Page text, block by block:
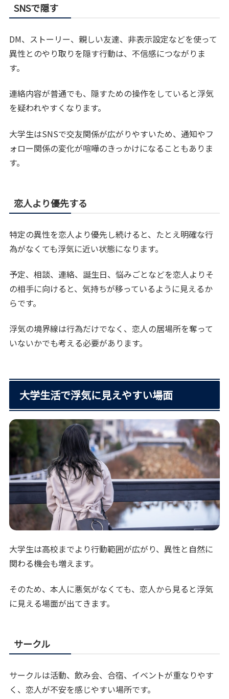
SNSで隠す
DM、ストーリー、親しい友達、非表示設定などを使って
異性とのやり取りを隠す行動は、不信感につながりま
す。
連絡内容が普通でも、隠すための操作をしていると浮気
を疑われやすくなります。
大学生はSNSで交友関係が広がりやすいため、通知やフ
ォロー関係の変化が喧嘩のきっかけになることもありま
す。
恋人より優先する
特定の異性を恋人より優先し続けると、たとえ明確な行
為がなくても浮気に近い状態になります。
予定、相談、連絡、誕生日、悩みごとなどを恋人よりそ
の相手に向けると、気持ちが移っているように見えるか
らです。
浮気の境界線は行為だけでなく、恋人の居場所を奪って
いないかでも考える必要があります。
大学生活で浮気に見えやすい場面
大学生は高校までより行動範囲が広がり、異性と自然に
関わる機会も増えます。
そのため、本人に悪気がなくても、恋人から見ると浮気
に見える場面が出てきます。
サークル
サークルは活動、飲み会、合宿、イベントが重なりやす
く、恋人が不安を感じやすい場所です。